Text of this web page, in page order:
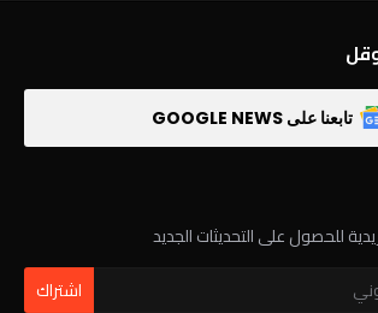
تابعنا على GOOGLE NEWS
للحصول على التحديثات الجديد